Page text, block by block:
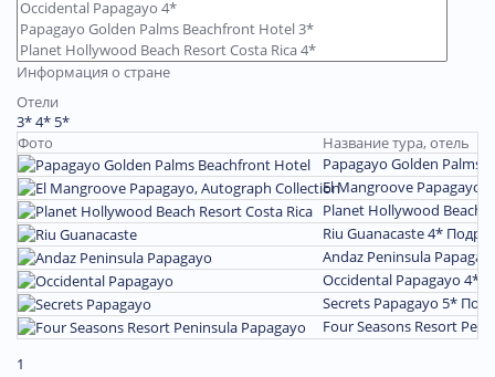
Информация о стране
Отели
3*4* 5*
Фото
Название тура, отель
Papagayo Golden Palms
El Mangroove Papagayo,
Planet Hollywood Beach
Riu Guanacaste 4*
Andaz Peninsula
Occidental Papagayo 4*
Secrets Papagayo 5*
Four Seasons Resort
1